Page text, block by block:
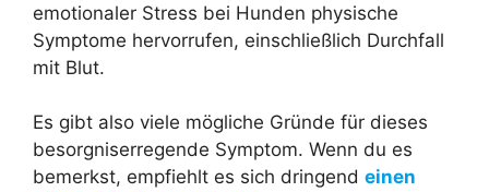
emotionaler Stress bei Hunden physische
Symptome hervorrufen, einschließlich Durchfall
mit Blut.
Es gibt also viele mögliche Gründe für dieses
besorgniserregende Symptom. Wenn du es
bemerkst, empfiehlt es sich dringend einen